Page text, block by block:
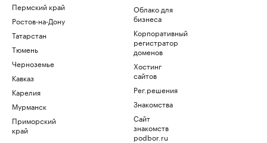
Пермский край
Ростов-на-Дону
Татарстан
Тюмень
Черноземье
Кавказ
Карелия
Мурманск
Приморский
край
Облако для
бизнеса
Корпоративный
регистратор
доменов
Хостинг
сайтов
Рег.решения
Знакомства
Сайт
знакомств
podbor.ru